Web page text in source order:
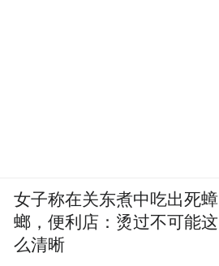
女子称在关东煮中吃出死蟑
螂，便利店：烫过不可能这
么清晰